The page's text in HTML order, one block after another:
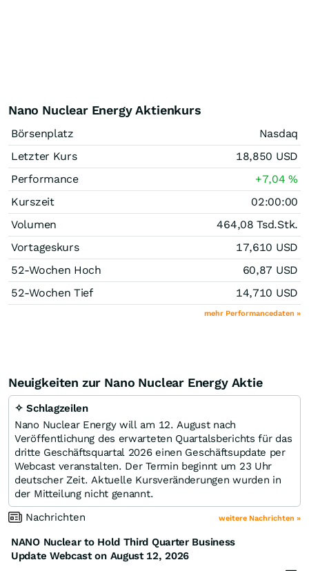
Nano Nuclear Energy Aktienkurs
Börsenplatz
Nasdaq
Letzter Kurs
18,850 USD
Performance
+7,04%
Kurszeit
02:00:00
Volumen
464,08 Tsd.Stk.
Vortageskurs
17,610 USD
52-Wochen Hoch
60,87 USD
52-Wochen Tief
14,710 USD
mehr Performancedaten »
Neuigkeiten zur Nano Nuclear Energy Aktie
✧ Schlagzeilen
Nano Nuclear Energy will am 12. August nach
Veröffentlichung des erwarteten Quartalsberichts für das
dritte Geschäftsquartal 2026 einen Geschäftsupdate per
Webcast veranstalten. Der Termin beginnt um 23 Uhr
deutscher Zeit. Aktuelle Kursveränderungen wurden in
der Mitteilung nicht genannt.
Nachrichten
weitere Nachrichten »
NANO Nuclear to Hold Third Quarter Business
Update Webcast on August 12, 2026